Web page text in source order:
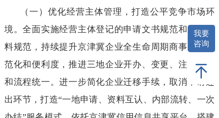
（一）优化经营主体管理，打造公平竞争市场环
境。全面实施经营主体登记的申请文书规范和提交材
料规范，持续提升京津冀企业全生命周期商事登记规
范化和便利度，推进三地企业开办、变更、注销规则
和流程统一。进一步简化企业迁移手续，取消申请迁
出环节，打造“一地申请、资料互认、内部流转、一次
我要
咨询